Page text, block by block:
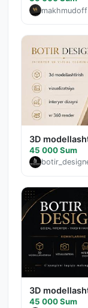
makhmudoff
3D
45 000 Sum
3D
45 000 Sum